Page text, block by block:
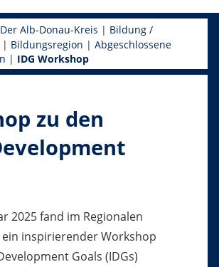
Der Alb-Donau-Kreis | Bildung /
| Bildungsregion | Abgeschlossene
| IDG Workshop
zu den
2025 fand im Regionalen
inspirierender Workshop
Goals (IDGs)